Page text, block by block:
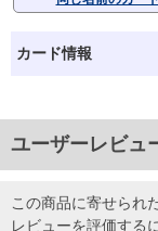
カード情報
ユーザーレビュ
この商品に寄せられ
レビューを評価する